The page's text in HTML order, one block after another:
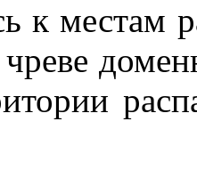
к местам
чреве